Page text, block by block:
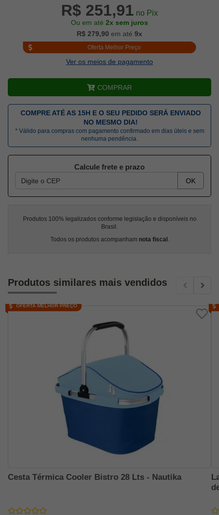
R$ 251,91 no Pix
Ou em até 2x sem juros
R$ 279,90 em até 9x
Oferta Melhor Preço
Ver os meios de pagamento
COMPRAR
COMPRE ATÉ AS 15H E O SEU PEDIDO SERÁ ENVIADO
NO MESMO DIA!
* Válido para compras com pagamento confirmado em dias úteis e sem
nenhuma pendência.
Calcule frete e prazo
OK
Produtos 100% legalizados conforme legislação e disponíveis no
Brasil.
Todos os produtos acompanham nota fiscal .
Produtos similares mais vendidos
Cesta Térmica Cooler Bistro 28 Lts - Nautika
OFERTA MELHOR PREÇO